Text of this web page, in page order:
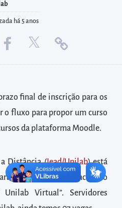
há 5 anos
final de inscrição para os
o fluxo para propor um curso
da plataforma Moodle.
Distância (Iead/Unilab) está
o curso de capacitação
Virtual”. Servidores